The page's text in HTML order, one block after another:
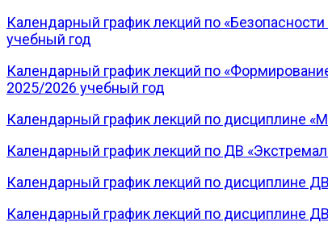
Календарный график лекций по
учебный год
Календарный график лекций по
2025/2026 учебный год
Календарный график лекций по дисциплине
Календарный график лекций по ДВ
Календарный график лекций по дисциплине
Календарный график лекций по дисциплине